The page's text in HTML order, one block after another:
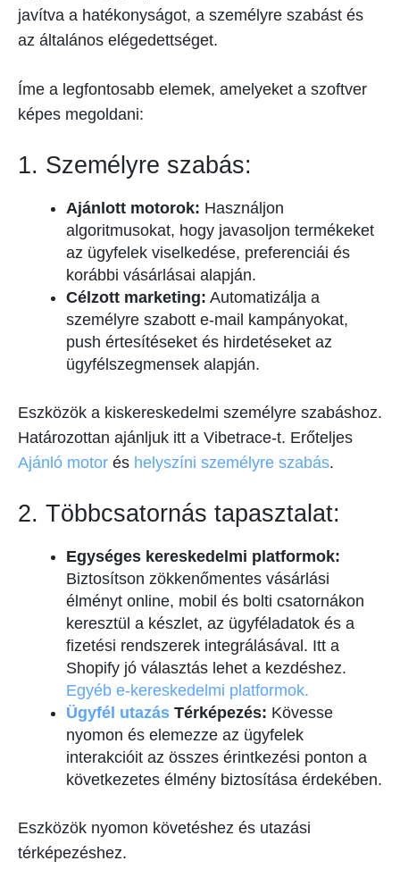
javítva a hatékonyságot, a személyre szabást és
az általános elégedettséget.
Íme a legfontosabb elemek, amelyeket a szoftver
képes megoldani:
1. Személyre szabás:
Ajánlott motorok: Használjon
algoritmusokat, hogy javasoljon termékeket
az ügyfelek viselkedése, preferenciái és
korábbi vásárlásai alapján.
Célzott marketing: Automatizálja a
személyre szabott e-mail kampányokat,
push értesítéseket és hirdetéseket az
ügyfélszegmensek alapján.
Eszközök a kiskereskedelmi személyre szabáshoz.
Határozottan ajánljuk itt a Vibetrace-t. Erőteljes
Ajánló motor és helyszíni személyre szabás.
2. Többcsatornás tapasztalat:
Egységes kereskedelmi platformok:
Biztosítson zökkenőmentes vásárlási
élményt online, mobil és bolti csatornákon
keresztül a készlet, az ügyféladatok és a
fizetési rendszerek integrálásával. Itt a
Shopify jó választás lehet a kezdéshez.
Egyéb e-kereskedelmi platformok.
Ügyfél utazás Térképezés: Kövesse
nyomon és elemezze az ügyfelek
interakcióit az összes érintkezési ponton a
következetes élmény biztosítása érdekében.
Eszközök nyomon követéshez és utazási
térképezéshez.